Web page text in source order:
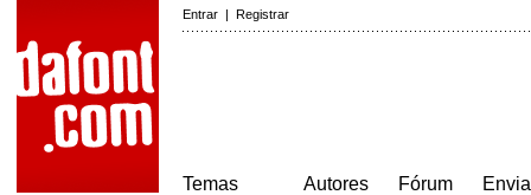
Entrar | Registrar
Temas
Autores
Fórum